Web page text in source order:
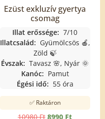
Ezüst exkluzív gyertya
csomag
Illat erőssége: 7/10
Illatcsalád: Gyümölcsös 🍎,
Zöld 🍃
Évszak: Tavasz 🌸, Nyár 🌞
Kanóc: Pamut
Égési idő: 55 óra
✅ Raktáron
10980Ft 8990 Ft